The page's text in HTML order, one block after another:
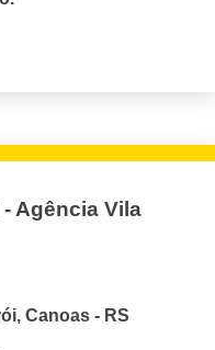
Agência Vila
Canoas - RS